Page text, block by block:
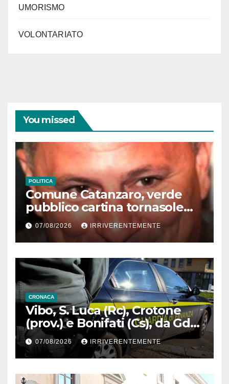
UMORISMO
VOLONTARIATO
You missed
POLITICA
Comune Catanzaro, verde
pubblico cartina tornasole
città da anni ai minimi
termini: l’ira di Costanzo
07/08/2026 IRRIVERENTEMENTE
CRONACA
Vibo, S. Luca (Rc), Crotone
(prov.) e Bonifati (Cs), da Gdf:
soliti controlli estivi su strade
e negli esercizi persino per
canone Rai; recupero
dispersi; verifica igienico-
07/08/2026 IRRIVERENTEMENTE